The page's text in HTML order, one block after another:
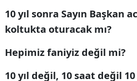
10 yıl sonra Sayın Başkan
koltukta oturacak mı?
Hepimiz faniyiz değil mi?
10 yıl değil, 10 saat değil